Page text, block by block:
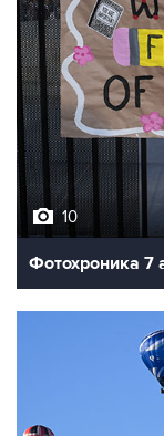
10
Фотохроника 7